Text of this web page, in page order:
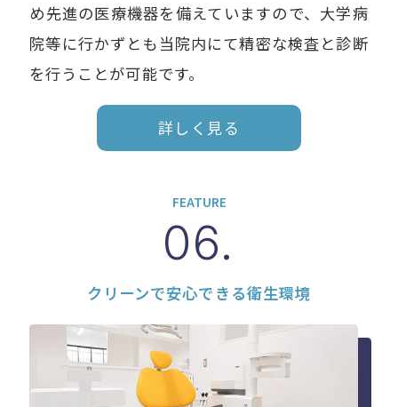
め先進の医療機器を備えていますので、大学病
院等に行かずとも当院内にて精密な検査と診断
を行うことが可能です。
詳しく見る
FEATURE
06.
クリーンで安心できる衛生環境